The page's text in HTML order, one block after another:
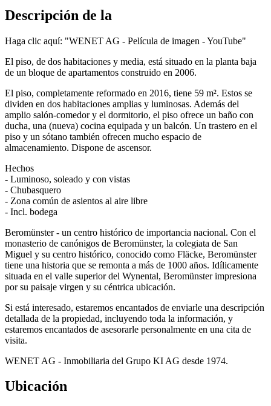
Descripción de la
Haga clic aquí: "WENET AG - Película de imagen - YouTube"
El piso, de dos habitaciones y media, está situado en la planta baja
de un bloque de apartamentos construido en 2006.
El piso, completamente reformado en 2016, tiene 59 m². Estos se
dividen en dos habitaciones amplias y luminosas. Además del
amplio salón-comedor y el dormitorio, el piso ofrece un baño con
ducha, una (nueva) cocina equipada y un balcón. Un trastero en el
piso y un sótano también ofrecen mucho espacio de
almacenamiento. Dispone de ascensor.
Hechos
- Luminoso, soleado y con vistas
- Chubasquero
- Zona común de asientos al aire libre
- Incl. bodega
Beromünster - un centro histórico de importancia nacional. Con el
monasterio de canónigos de Beromünster, la colegiata de San
Miguel y su centro histórico, conocido como Fläcke, Beromünster
tiene una historia que se remonta a más de 1000 años. Idílicamente
situada en el valle superior del Wynental, Beromünster impresiona
por su paisaje virgen y su céntrica ubicación.
Si está interesado, estaremos encantados de enviarle una descripción
detallada de la propiedad, incluyendo toda la información, y
estaremos encantados de asesorarle personalmente en una cita de
visita.
WENET AG - Inmobiliaria del Grupo KI AG desde 1974.
Ubicación